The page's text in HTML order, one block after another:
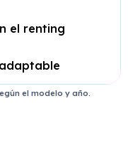
el renting
el modelo y año.